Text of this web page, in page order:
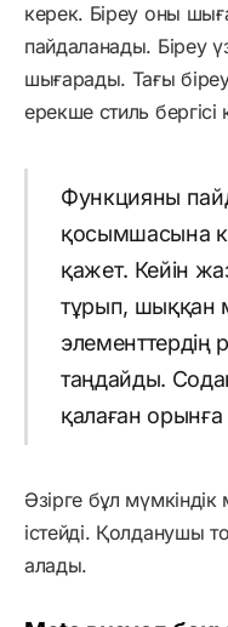
керек. Біреу оны
пайдаланады. Біреу
шығарады. Тағы
ерекше стиль бергісі
Функцияны
қосымшасына
қажет. Кейін
тұрып, шыққан
элементтердің
таңдайды.
қалаған
Әзірге бұл
істейді. Қолданушы
алады.